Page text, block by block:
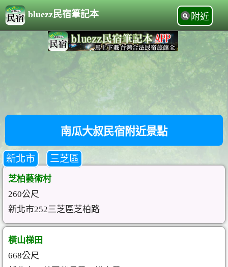
bluezz民宿筆記本 附近
南瓜大叔民宿附近景點
新北市 三芝區
芝柏藝術村
260公尺
新北市252三芝區芝柏路
橫山梯田
668公尺